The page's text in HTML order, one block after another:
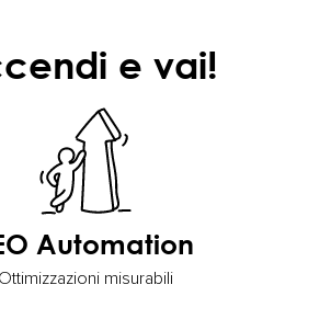
e vai!
Automation
Ottimizzazioni misurabili